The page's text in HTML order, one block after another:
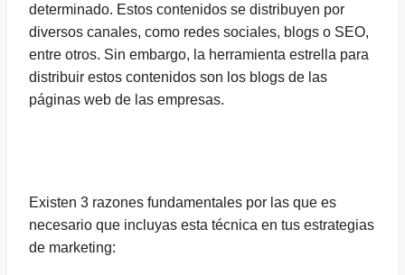
determinado. Estos contenidos se distribuyen por
diversos canales, como redes sociales, blogs o SEO,
entre otros. Sin embargo, la herramienta estrella para
distribuir estos contenidos son los blogs de las
páginas web de las empresas.
Existen 3 razones fundamentales por las que es
necesario que incluyas esta técnica en tus estrategias
de marketing: